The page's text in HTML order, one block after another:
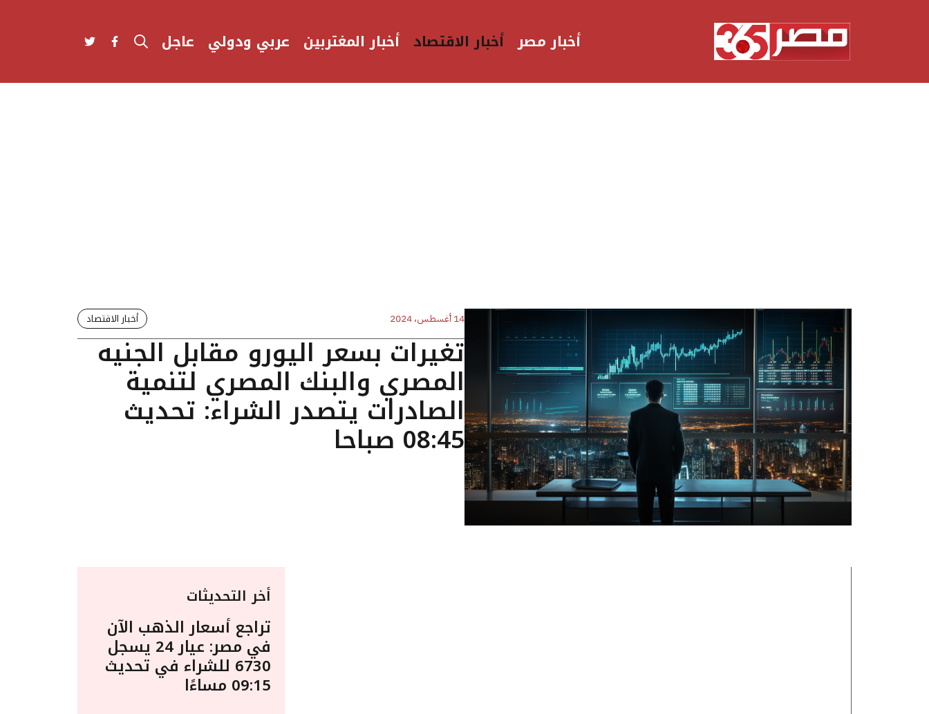
أخبار مصر أخبار الاقتصاد أخبار المغتربين عربي ودولي عاجل
14 أغسطس، 2024 أخبار الاقتصاد
تغيرات بسعر اليورو مقابل الجنيه
المصري والبنك المصري لتنمية
الصادرات يتصدر الشراء: تحديث
08:45 صباحا
أخر التحديثات
تراجع أسعار الذهب الآن
في مصر: عيار 24 يسجل
6730 للشراء في تحديث
09:15 مساءًا